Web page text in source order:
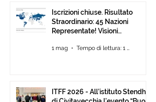
Iscrizioni chiuse. Risultato
Straordinario: 45 Nazioni
Representate! Visioni
Fino al 30 Giugno
1 mag Tempo di lettura: 1 min
ITFF 2026 - All’istituto Stendhal